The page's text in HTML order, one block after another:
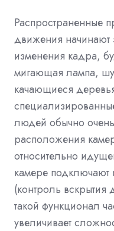
Распространенные
движения начинают
изменения кадра,
мигающая лампа,
качающиеся
людей обычно очень
расположения
относительно
камере подключают
(контроль
такой функционал
увеличивает